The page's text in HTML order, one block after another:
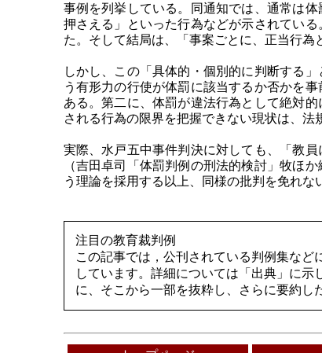
事例を列挙している。同通知では、通常は
押さえる」といった行為などが示されてい
た。そして結局は、「事案ごとに、正当行為
しかし、この「具体的・個別的に判断する
う有形力の行使が体罰に該当するか否かを
ある。第二に、体罰が違法行為として絶対
される行為の限界を把握できない現状は、法
実際、水戸五中事件判決に対しても、「教
（吉田卓司「体罰判例の刑法的検討」牧ほ
う理論を採用する以上、同様の批判を免れな
注目の教育裁判例
この記事では，公刊されている判例集な
しています。詳細については「出典」に
に、そこから一部を抜粋し、さらに要約し